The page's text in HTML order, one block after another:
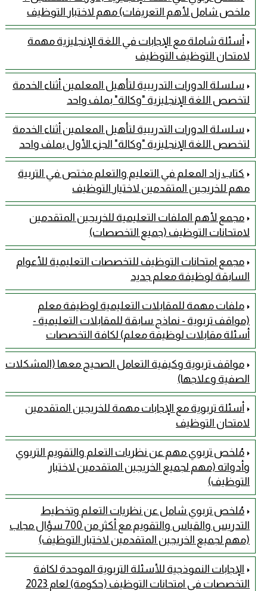
ملخص شامل لأهم التعريفات) مهم لاختبار التوظيف
أسئلة شاملة مع الإجابات في اللغة الإنجليزية مهمة
لامتحان التوظيف التوظيف
سلسلة الدورات التدريبية لتأهيل المعلمين أثناء الخدمة
لتخصص اللغة الإنجليزية "وكالة" بملف واحد
سلسلة الدورات التدريبية لتأهيل المعلمين أثناء الخدمة
لتخصص اللغة الإنجليزية "وكالة" الجزء الأول بملف واحد
كتاب زاد المعلم في التعليم والتعلم مختص في التربية
مهم للخريجين المتقدمين لاختيار التوظيف
مجمع لأهم الملفات التعليمية للخريجين المتقدمين
لامتحانات التوظيف (جميع التخصصات)
مجمع امتحانات التوظيف للتخصصات التعليمية للأعوام
السابقة لوظيفة معلم جديد
ملفات مهمة للمقابلات التعليمية لوظيفة معلم
(مواقف تربوية - نماذج سابقة للمقابلات التعليمية -
أسئلة مقابلات لوظيفة معلم) لكافة التخصصات
مواقف تربوية وكيفية التعامل الصحيح معها (المشكلات
الصفية وعلاجها)
أسئلة تربوية مع الإجابات مهمة للخريجين المتقدمين
لامتحان التوظيف
مُلخص تربوي مهم عن نظريات التعلم والتقويم التربوي
وأدواته (مهم لجميع الخريجين المتقدمين لاختبار
التوظيف)
مُلخص تربوي شامل عن نظريات التعلم وتخطيط
التدريس والقياس والتقويم مع أكثر من 700 سؤال مجاب
(مهم لجميع الخريجين المتقدمين لاختبار التوظيف)
الإجابات النموذجية للأسئلة التربوية الموحدة لكافة
التخصصات في امتحانات التوظيف (حكومة) لعام 2023